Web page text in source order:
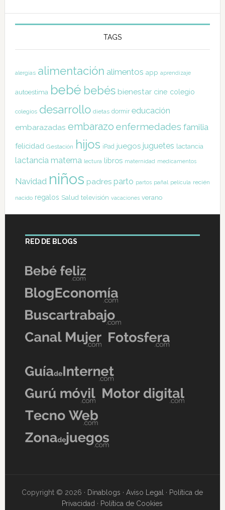
TAGS
alergias alimentación alimentos app aprendizaje
autoestima bebé bebés bienestar cine colegio
colegios desarrollo dietas dormir educación
embarazadas embarazo enfermedades familia
felicidad Gestación hijos iPad juegos juguetes lactancia
lactancia materna lectura libros maternidad medicamentos
Navidad niños padres parto partos pañal película recién
nacido regalos Salud televisión vacaciones verano
RED DE BLOGS
Copyright © 2026 · Dinablogs ·Aviso Legal · Política de
Privacidad · Política de Cookies